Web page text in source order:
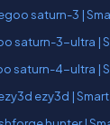
saturn-3 |
saturn-3-ultra |
saturn-4-ultra |
ezy3d |